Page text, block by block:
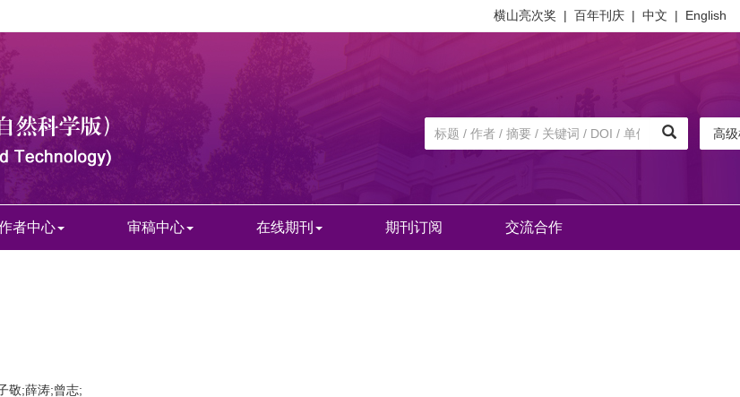
横山亮次奖 | 百年刊庆 | 中文 | English
高
者中心 审稿中心 在线期刊 期刊订阅 交流合作
敬;薛涛;曾志;